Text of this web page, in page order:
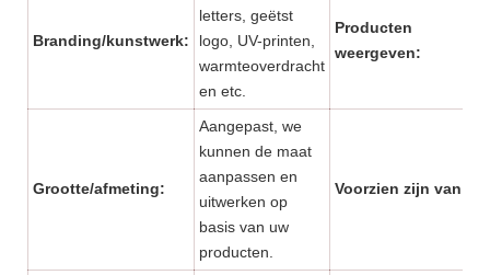
Branding/kunstwerk:
letters, geëtst
logo, UV-printen,
warmteoverdracht
en etc.
Producten
weergeven:
Grootte/afmeting:
Aangepast, we
kunnen de maat
aanpassen en
uitwerken op
basis van uw
producten.
Voorzien zijn van: